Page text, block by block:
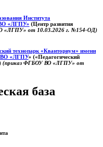
Института
ВО «ЛГПУ» (Центр развития
«ЛГПУ» от 10.03.2026 г. №154-ОД)
технопарк «Кванториум» имени
«ЛГПУ» («Педагогический
(приказ ФГБОУ ВО «ЛГПУ» от
база